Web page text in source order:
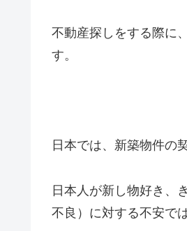
不動産探しをする際に
す。
日本では、新築物件の
日本人が新し物好き、
不良）に対する不安で